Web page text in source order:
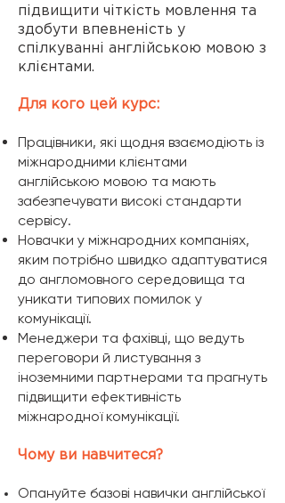
підвищити чіткість мовлення та
здобути впевненість у
спілкуванні англійською мовою з
клієнтами.
​Для кого цей курс:
Працівники, які щодня взаємодіють із
міжнародними клієнтами
англійською мовою та мають
забезпечувати високі стандарти
сервісу.
Новачки у міжнародних компаніях,
яким потрібно швидко адаптуватися
до англомовного середовища та
уникати типових помилок у
комунікації.
Менеджери та фахівці, що ведуть
переговори й листування з
іноземними партнерами та прагнуть
підвищити ефективність
міжнародної комунікації.
Чому ви навчитеся?
Опануйте базові навички англійської